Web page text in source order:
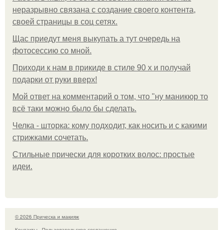
неразрывно связана с создание своего контента,
своей страницы в соц сетях.
Щас приедут меня выкупать а тут очередь на
фотосессию со мной.
Приходи к нам в прикиде в стиле 90 х и получай
подарки от руки вверх!
Мой ответ на комментарий о том, что "ну маникюр то
всё таки можно было бы сделать.
Челка - шторка: кому подходит, как носить и с какими
стрижками сочетать.
Стильные прически для коротких волос: простые
идеи.
© 2026 Прическа и макияж